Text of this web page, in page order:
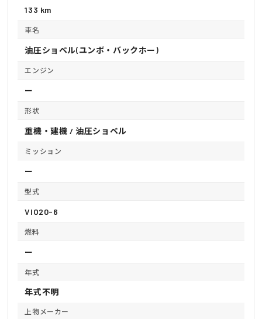
133 km
車名
油圧ショベル(ユンボ・バックホー)
エンジン
ー
形状
重機・建機 / 油圧ショベル
ミッション
ー
型式
VIO20-6
燃料
ー
年式
年式不明
上物メーカー